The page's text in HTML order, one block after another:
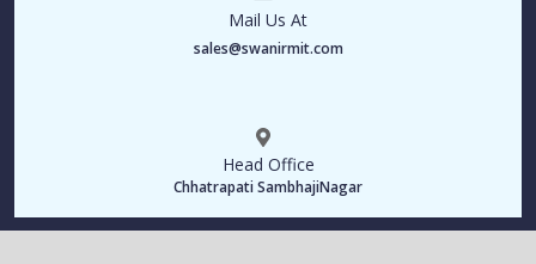
Mail Us At
sales@swanirmit.com
Head Office
Chhatrapati SambhajiNagar